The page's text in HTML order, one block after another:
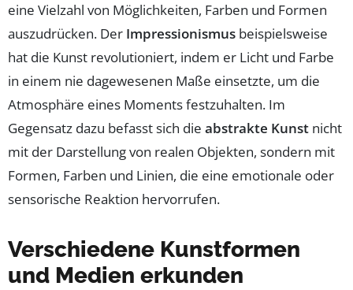
eine Vielzahl von Möglichkeiten, Farben und Formen
auszudrücken. Der Impressionismus beispielsweise
hat die Kunst revolutioniert, indem er Licht und Farbe
in einem nie dagewesenen Maße einsetzte, um die
Atmosphäre eines Moments festzuhalten. Im
Gegensatz dazu befasst sich die abstrakte Kunst nicht
mit der Darstellung von realen Objekten, sondern mit
Formen, Farben und Linien, die eine emotionale oder
sensorische Reaktion hervorrufen.
Verschiedene Kunstformen
und Medien erkunden